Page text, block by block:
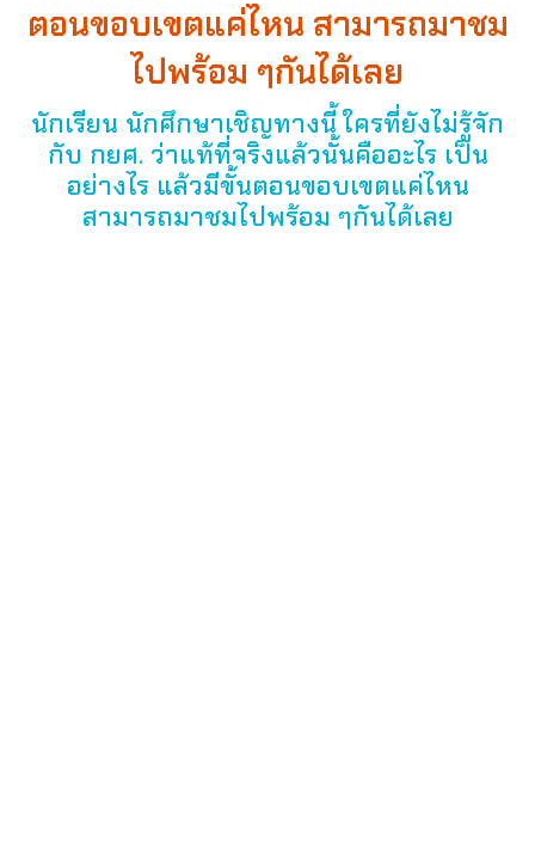
ตอนขอบเขตแค่ไหน สามารถมาชม
ไปพร้อม ๆกันได้เลย
นักเรียน นักศึกษาเชิญทางนี้ ใครที่ยังไม่รู้จัก
กับ กยศ. ว่าแท้ที่จริงแล้วนั้นคืออะไร เป็น
อย่างไร แล้วมีขั้นตอนขอบเขตแค่ไหน
สามารถมาชมไปพร้อม ๆกันได้เลย